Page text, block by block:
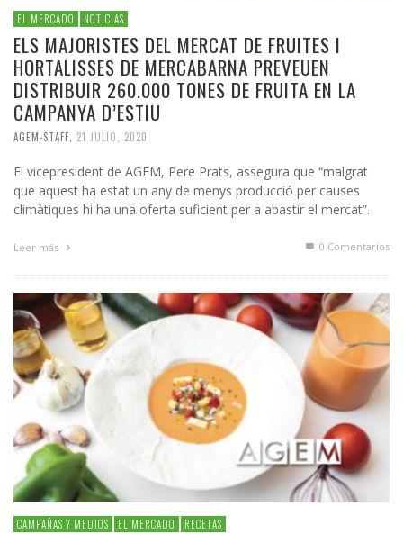
EL MERCADO NOTICIAS
ELS MAJORISTES DEL MERCAT DE FRUITES I
HORTALISSES DE MERCABARNA PREVEUEN
DISTRIBUIR 260.000 TONES DE FRUITA EN LA
CAMPANYA D’ESTIU
AGEM-STAFF 21 JULIO, 2020
El vicepresident de AGEM, Pere Prats, assegura que “malgrat
que aquest ha estat un any de menys producció per causes
climàtiques hi ha una oferta suficient per a abastir el mercat”.
Leer más 0 Comentarios
CAMPAÑAS Y MEDIOS EL MERCADO RECETAS